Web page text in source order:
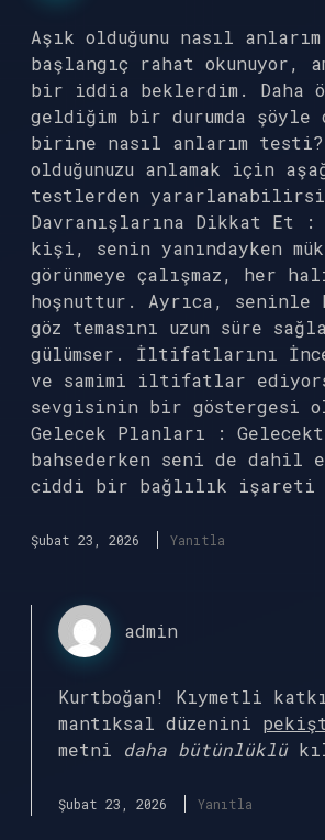
Aşık olduğunu nasıl anlarım
başlangıç rahat okunuyor,
bir iddia beklerdim. Daha
geldiğim bir durumda şöyle
birine nasıl anlarım
olduğunuzu anlamak için
testlerden
Davranışlarına Dikkat Et :
kişi, senin yanındayken
görünmeye çalışmaz, her
hoşnuttur. Ayrıca, seninle
göz temasını uzun süre
gülümser. İltifatlarını
ve samimi iltifatlar
sevgisinin bir göstergesi
Gelecek Planları :
bahsederken seni de dahil
ciddi bir bağlılık
Şubat 23, 2026 Yanıtla
admin
Kurtboğan! Kıymetli
mantıksal düzenini
metni daha bütünlüklü
Şubat 23, 2026 Yanıtla